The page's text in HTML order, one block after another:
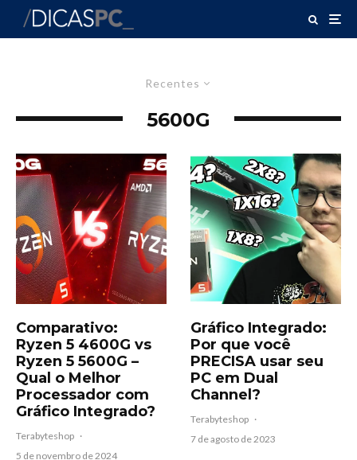
Recentes
5600G
Comparativo:
Ryzen 5 4600G vs
Ryzen 5 5600G –
Qual o Melhor
Processador com
Gráfico Integrado?
Terabyteshop ·
5 de novembro de 2024
Gráfico Integrado:
Por que você
PRECISA usar seu
PC em Dual
Channel?
Terabyteshop ·
7 de agosto de 2023